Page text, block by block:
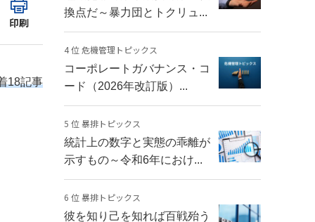
印刷
18記事
換点だ～暴力団とトクリュ...
4 位 危機管理トピックス
コーポレートガバナンス・コ
ード（2026年改訂版）...
5 位 暴排トピックス
統計上の数字と実態の乖離が
示すもの～令和6年におけ...
6 位 暴排トピックス
彼を知り己を知れば百戦殆う